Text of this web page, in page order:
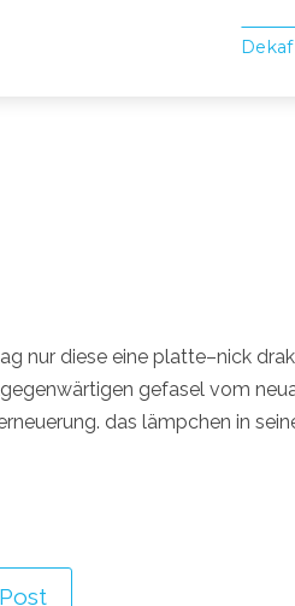
nur diese eine platte–nick
gefasel vom
das lämpchen in